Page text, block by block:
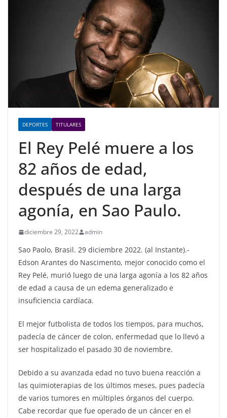
DEPORTES TITULARES
El Rey Pelé muere a los
82 años de edad,
después de una larga
agonía, en Sao Paulo.
diciembre 29, 2022 admin
Sao Paolo, Brasil. 29 diciembre 2022. (al Instante).-
Edson Arantes do Nascimento, mejor conocido como el
Rey Pelé, murió luego de una larga agonía a los 82 años
de edad a causa de un edema generalizado e
insuficiencia cardíaca.
El mejor futbolista de todos los tiempos, para muchos,
padecía de cáncer de colon, enfermedad que lo llevó a
ser hospitalizado el pasado 30 de noviembre.
Debido a su avanzada edad no tuvo buena reacción a
las quimioterapias de los últimos meses, pues padecía
de varios tumores en múltiples órganos del cuerpo.
Cabe recordar que fue operado de un cáncer en el